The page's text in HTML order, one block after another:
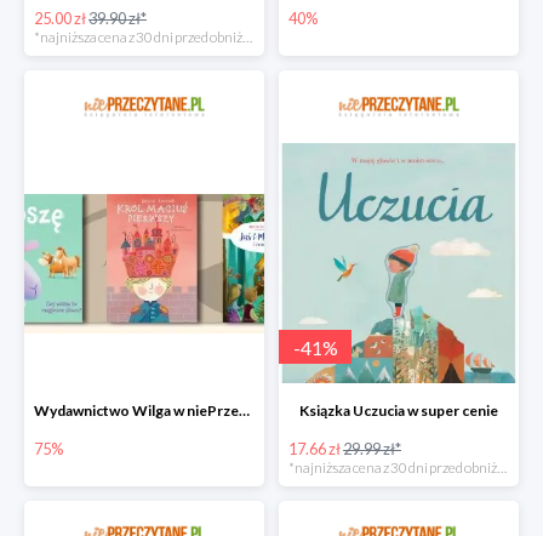
25.00 zł39.90 zł*
*najniższa cena z 30 dni przed obniżką
40%
Wydawnictwo Wilga w niePrzeczytane.pl do -75%
75%
-41%
Ksiązka Uczucia w super cenie
17.66 zł29.99 zł*